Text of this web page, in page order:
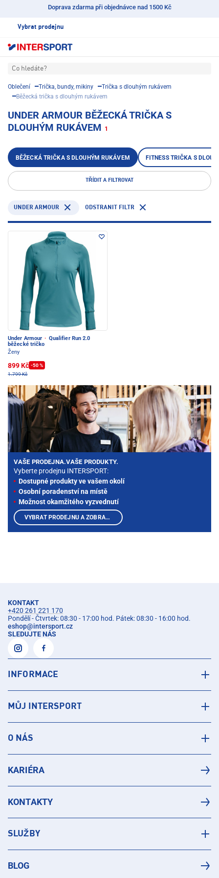
Doprava zdarma při objednávce nad 1500 Kč
Vybrat prodejnu
Co hledáte?
Oblečení Trička, bundy, mikiny
Trička s dlouhým rukávem
Běžecká trička s dlouhým rukávem
UNDER ARMOUR BĚŽECKÁ TRIČKA S
DLOUHÝM RUKÁVEM 1
BĚŽECKÁ TRIČKA S DLOUHÝM RUKÁVEM FITNESS TRIČKA S
TŘÍDIT A FILTROVAT
UNDER ARMOUR ODSTRANIT FILTR
Under Armour · Qualifier Run 2.0
běžecké tričko
Ženy
899 Kč -50 %
1.799 Kč
VAŠE PRODEJNA.VAŠE PRODUKTY.
Vyberte prodejnu INTERSPORT:
Dostupné produkty ve vašem okolí
Osobní poradenství na místě
Možnost okamžitého vyzvednutí
VYBRAT PRODEJNU A ZOBRAZIT PRODUKTY
KONTAKT
+420 261 221 170
Pondělí - Čtvrtek: 08:30 - 17:00 hod. Pátek: 08:30 - 16:00 hod.
eshop@intersport.cz
SLEDUJTE NÁS
INFORMACE
MŮJ INTERSPORT
O NÁS
KARIÉRA
KONTAKTY
SLUŽBY
BLOG